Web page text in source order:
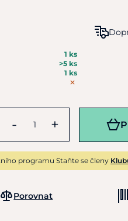
1 ks
>5 ks
1 ks
- +
programu Staňte se členy
Porovnat